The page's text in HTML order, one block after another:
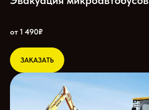
от 1 490₽
ЗАКАЗАТЬ